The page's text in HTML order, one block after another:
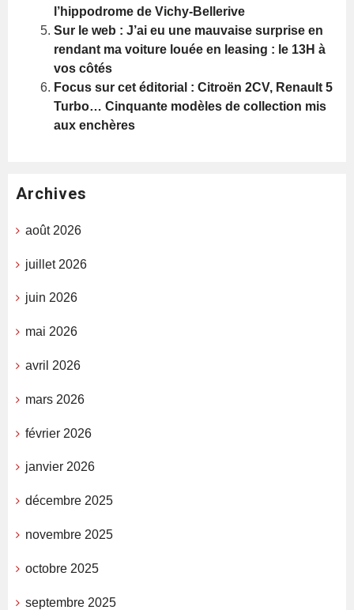
l’hippodrome de Vichy-Bellerive
Sur le web : J’ai eu une mauvaise surprise en
rendant ma voiture louée en leasing : le 13H à
vos côtés
Focus sur cet éditorial : Citroën 2CV, Renault 5
Turbo… Cinquante modèles de collection mis
aux enchères
Archives
août 2026
juillet 2026
juin 2026
mai 2026
avril 2026
mars 2026
février 2026
janvier 2026
décembre 2025
novembre 2025
octobre 2025
septembre 2025